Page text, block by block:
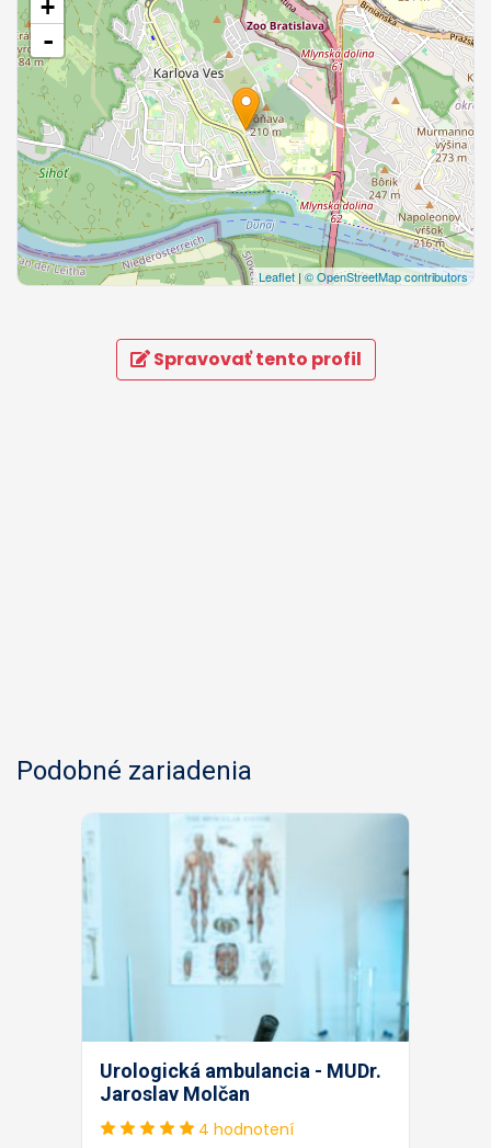
+
-
Leaflet | © OpenStreetMap contributors
Spravovať tento profil
Podobné zariadenia
Urologická ambulancia - MUDr.
Jaroslav Molčan
4 hodnotení